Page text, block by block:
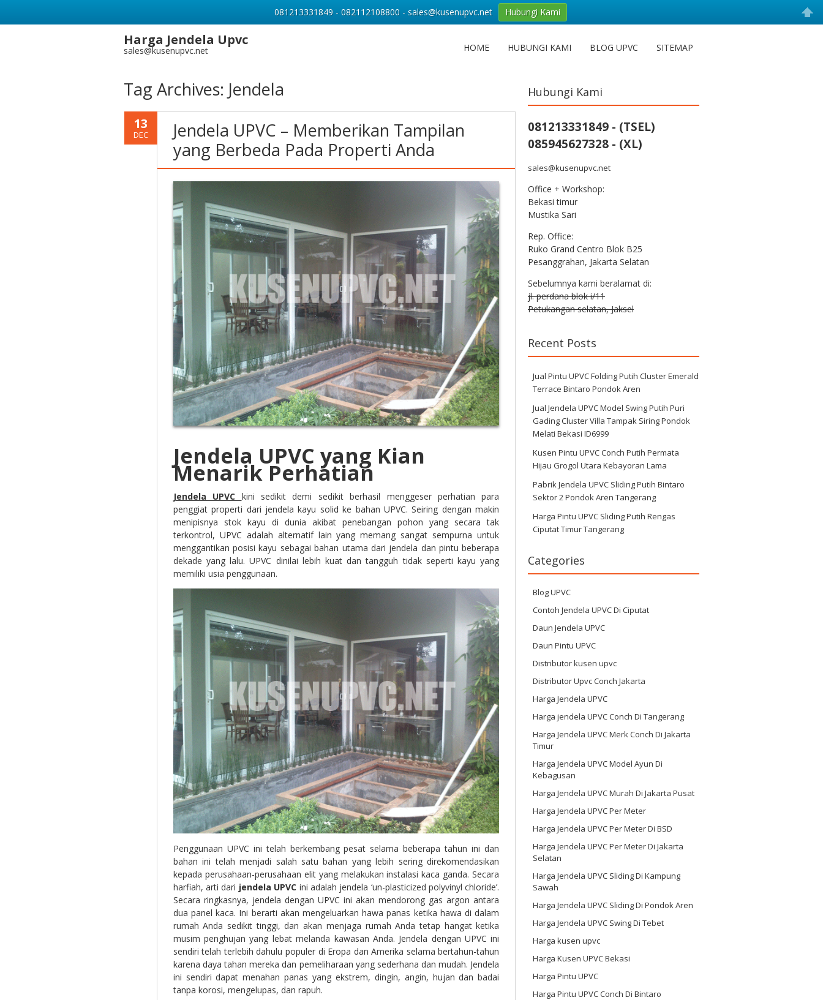
Harga Jendela Upvc
sales@kusenupvc.net HOME HUBUNGI KAMI BLOG UPVC SITEMAP
Tag Archives: Jendela
13
DEC
Jendela UPVC – Memberikan Tampilan
yang Berbeda Pada Properti Anda
Jendela UPVC yang Kian
Menarik Perhatian
Jendela UPVC kini sedikit demi sedikit berhasil menggeser perhatian para
penggiat properti dari jendela kayu solid ke bahan UPVC. Seiring dengan makin
menipisnya stok kayu di dunia akibat penebangan pohon yang secara tak
terkontrol, UPVC adalah alternatif lain yang memang sangat sempurna untuk
menggantikan posisi kayu sebagai bahan utama dari jendela dan pintu beberapa
dekade yang lalu. UPVC dinilai lebih kuat dan tangguh tidak seperti kayu yang
memiliki usia penggunaan.
Penggunaan UPVC ini telah berkembang pesat selama beberapa tahun ini dan
bahan ini telah menjadi salah satu bahan yang lebih sering direkomendasikan
kepada perusahaan-perusahaan elit yang melakukan instalasi kaca ganda. Secara
harfiah, arti dari jendela UPVC ini adalah jendela ‘un-plasticized polyvinyl chloride’.
Secara ringkasnya, jendela dengan UPVC ini akan mendorong gas argon antara
dua panel kaca. Ini berarti akan mengeluarkan hawa panas ketika hawa di dalam
rumah Anda sedikit tinggi, dan akan menjaga rumah Anda tetap hangat ketika
musim penghujan yang lebat melanda kawasan Anda. Jendela dengan UPVC ini
sendiri telah terlebih dahulu populer di Eropa dan Amerika selama bertahun-tahun
karena daya tahan mereka dan pemeliharaan yang sederhana dan mudah. Jendela
ini sendiri dapat menahan panas yang ekstrem, dingin, angin, hujan dan badai
tanpa korosi, mengelupas, dan rapuh.
Hubungi Kami
081213331849 - (TSEL)
085945627328 - (XL)
sales@kusenupvc.net
Office + Workshop:
Bekasi timur
Mustika Sari
Rep. Office:
Ruko Grand Centro Blok B25
Pesanggrahan, Jakarta Selatan
Sebelumnya kami beralamat di:
jl. perdana blok i/11
Petukangan selatan, Jaksel
Recent Posts
Jual Pintu UPVC Folding Putih Cluster Emerald
Terrace Bintaro Pondok Aren
Jual Jendela UPVC Model Swing Putih Puri
Gading Cluster Villa Tampak Siring Pondok
Melati Bekasi ID6999
Kusen Pintu UPVC Conch Putih Permata
Hijau Grogol Utara Kebayoran Lama
Pabrik Jendela UPVC Sliding Putih Bintaro
Sektor 2 Pondok Aren Tangerang
Harga Pintu UPVC Sliding Putih Rengas
Ciputat Timur Tangerang
Categories
Blog UPVC
Contoh Jendela UPVC Di Ciputat
Daun Jendela UPVC
Daun Pintu UPVC
Distributor kusen upvc
Distributor Upvc Conch Jakarta
Harga Jendela UPVC
Harga jendela UPVC Conch Di Tangerang
Harga Jendela UPVC Merk Conch Di Jakarta
Timur
Harga Jendela UPVC Model Ayun Di
Kebagusan
Harga Jendela UPVC Murah Di Jakarta Pusat
Harga Jendela UPVC Per Meter
Harga Jendela UPVC Per Meter Di BSD
Harga Jendela UPVC Per Meter Di Jakarta
Selatan
Harga Jendela UPVC Sliding Di Kampung
Sawah
Harga Jendela UPVC Sliding Di Pondok Aren
Harga Jendela UPVC Swing Di Tebet
Harga kusen upvc
Harga Kusen UPVC Bekasi
Harga Pintu UPVC
Harga Pintu UPVC Conch Di Bintaro
081213331849 - 082112108800 - sales@kusenupvc.net Hubungi Kami